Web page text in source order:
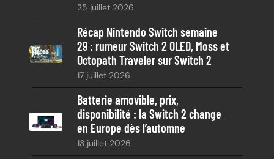
25 juillet 2026
Récap Nintendo Switch semaine
29 : rumeur Switch 2 OLED, Moss et
Octopath Traveler sur Switch 2
17 juillet 2026
Batterie amovible, prix,
disponibilité : la Switch 2 change
en Europe dès l’automne
13 juillet 2026